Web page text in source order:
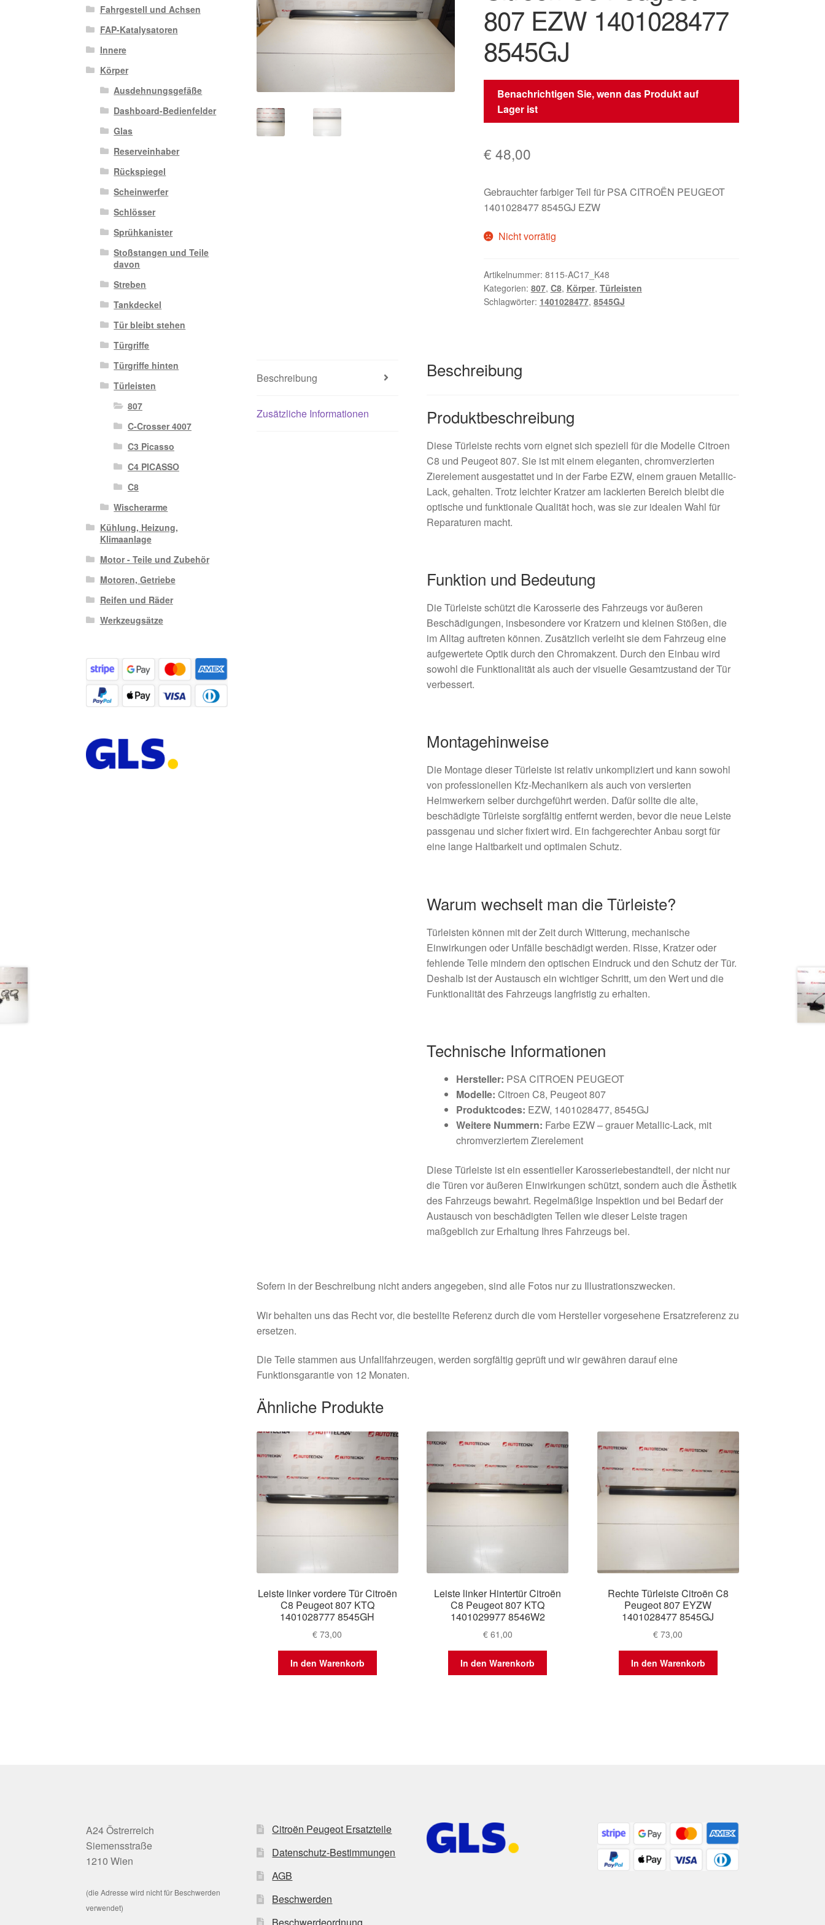
807 EZW 1401028477
8545GJ
Benachrichtigen Sie, wenn das Produkt auf
Lager ist
€ 48,00
Gebrauchter farbiger Teil für PSA CITROËN PEUGEOT
1401028477 8545GJ EZW
Nicht vorrätig
Artikelnummer: 8115-AC17_K48
Kategorien: 807, C8, Körper, Türleisten
Schlagwörter: 1401028477, 8545GJ
Beschreibung
Zusätzliche Informationen
Beschreibung
Produktbeschreibung
Diese Türleiste rechts vorn eignet sich speziell für die Modelle Citroen
C8 und Peugeot 807. Sie ist mit einem eleganten, chromverzierten
Zierelement ausgestattet und in der Farbe EZW, einem grauen Metallic-
Lack, gehalten. Trotz leichter Kratzer am lackierten Bereich bleibt die
optische und funktionale Qualität hoch, was sie zur idealen Wahl für
Reparaturen macht.
Funktion und Bedeutung
Die Türleiste schützt die Karosserie des Fahrzeugs vor äußeren
Beschädigungen, insbesondere vor Kratzern und kleinen Stößen, die
im Alltag auftreten können. Zusätzlich verleiht sie dem Fahrzeug eine
aufgewertete Optik durch den Chromakzent. Durch den Einbau wird
sowohl die Funktionalität als auch der visuelle Gesamtzustand der Tür
verbessert.
Montagehinweise
Die Montage dieser Türleiste ist relativ unkompliziert und kann sowohl
von professionellen Kfz-Mechanikern als auch von versierten
Heimwerkern selber durchgeführt werden. Dafür sollte die alte,
beschädigte Türleiste sorgfältig entfernt werden, bevor die neue Leiste
passgenau und sicher fixiert wird. Ein fachgerechter Anbau sorgt für
eine lange Haltbarkeit und optimalen Schutz.
Warum wechselt man die Türleiste?
Türleisten können mit der Zeit durch Witterung, mechanische
Einwirkungen oder Unfälle beschädigt werden. Risse, Kratzer oder
fehlende Teile mindern den optischen Eindruck und den Schutz der Tür.
Deshalb ist der Austausch ein wichtiger Schritt, um den Wert und die
Funktionalität des Fahrzeugs langfristig zu erhalten.
Technische Informationen
Hersteller: PSA CITROEN PEUGEOT
Modelle: Citroen C8, Peugeot 807
Produktcodes: EZW, 1401028477, 8545GJ
Weitere Nummern: Farbe EZW – grauer Metallic-Lack, mit
chromverziertem Zierelement
Diese Türleiste ist ein essentieller Karosseriebestandteil, der nicht nur
die Türen vor äußeren Einwirkungen schützt, sondern auch die Ästhetik
des Fahrzeugs bewahrt. Regelmäßige Inspektion und bei Bedarf der
Austausch von beschädigten Teilen wie dieser Leiste tragen
maßgeblich zur Erhaltung Ihres Fahrzeugs bei.
Sofern in der Beschreibung nicht anders angegeben, sind alle Fotos nur zu Illustrationszwecken.
Wir behalten uns das Recht vor, die bestellte Referenz durch die vom Hersteller vorgesehene Ersatzreferenz zu
ersetzen.
Die Teile stammen aus Unfallfahrzeugen, werden sorgfältig geprüft und wir gewähren darauf eine
Funktionsgarantie von 12 Monaten.
Ähnliche Produkte
Leiste linker vordere Tür Citroën
C8 Peugeot 807 KTQ
1401028777 8545GH
€ 73,00
In den Warenkorb
Leiste linker Hintertür Citroën
C8 Peugeot 807 KTQ
1401029977 8546W2
€61,00
In den Warenkorb
Rechte Türleiste Citroën C8
Peugeot 807 EYZW
1401028477 8545GJ
€ 73,00
In den Warenkorb
Fahrgestell und Achsen
FAP-Katalysatoren
Innere
Körper
Ausdehnungsgefäße
Dashboard-Bedienfelder
Glas
Reserveinhaber
Rückspiegel
Scheinwerfer
Schlösser
Sprühkanister
Stoßstangen und Teile
davon
Streben
Tankdeckel
Tür bleibt stehen
Türgriffe
Türgriffe hinten
Türleisten
807
C-Crosser 4007
C3 Picasso
C4 PICASSO
C8
Wischerarme
Kühlung, Heizung,
Klimaanlage
Motor - Teile und Zubehör
Motoren, Getriebe
Reifen und Räder
Werkzeugsätze
A24 Östrerreich
Siemensstraße
1210 Wien
(die Adresse wird nicht für Beschwerden
verwendet)
Citroën Peugeot Ersatzteile
Datenschutz-Bestimmungen
AGB
Beschwerden
Beschwerdeordnung